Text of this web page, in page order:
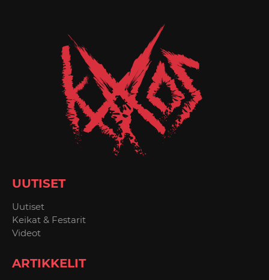
UUTISET
Uutiset
Keikat & Festarit
Videot
ARTIKKELIT